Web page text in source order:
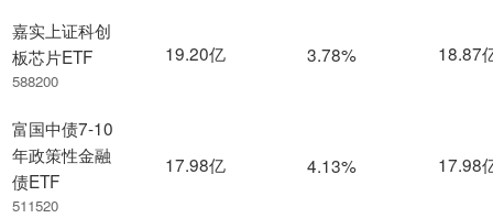
嘉实上证科创
板芯片ETF
588200
富国中债7-10
年政策性金融
债ETF
511520
19.20亿 3.78% 18.87
17.98亿 4.13% 17.98